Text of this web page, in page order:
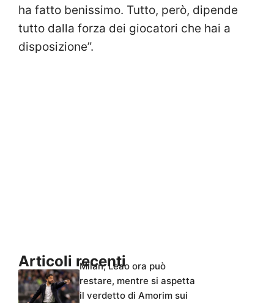
ha fatto benissimo. Tutto, però, dipende
tutto dalla forza dei giocatori che hai a
disposizione”.
Articoli recenti
Milan, Leao ora può
restare, mentre si aspetta
il verdetto di Amorim sui